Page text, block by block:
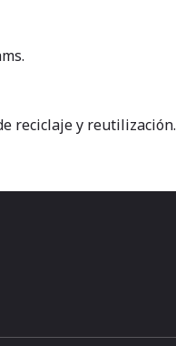
reciclaje y reutilización.